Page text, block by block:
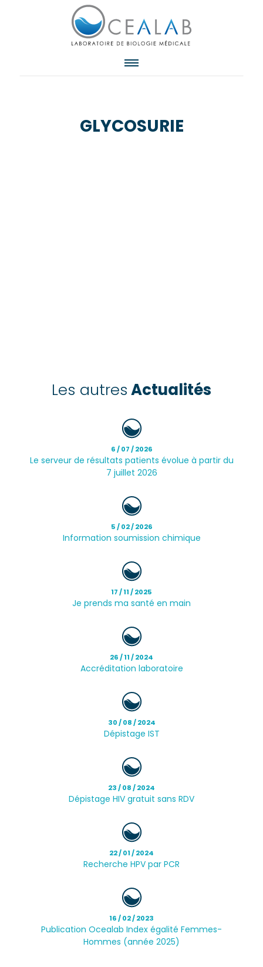
GLYCOSURIE
Les autresActualités
6 / 07 / 2026
Le serveur de résultats patients évolue à partir du
7 juillet 2026
5 / 02 / 2026
Information soumission chimique
17 / 11 / 2025
Je prends ma santé en main
26 / 11 / 2024
Accréditation laboratoire
30 / 08 / 2024
Dépistage IST
23 / 08 / 2024
Dépistage HIV gratuit sans RDV
22 / 01 / 2024
Recherche HPV par PCR
16 / 02 / 2023
Publication Ocealab Index égalité Femmes-
Hommes (année 2025)